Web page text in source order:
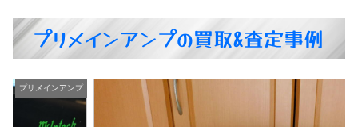
プリメインアンプの買取&査定事例
プリメインアンプ